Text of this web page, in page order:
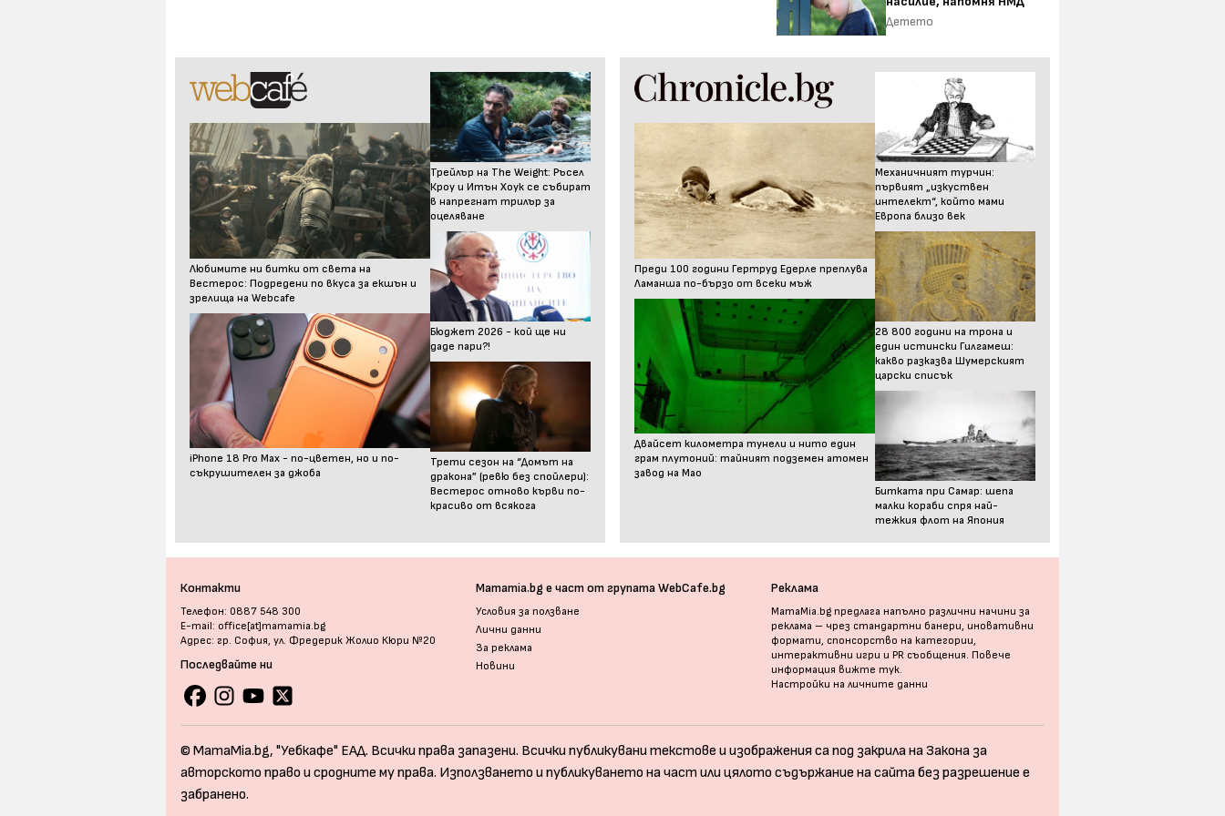
Детето
Любимите ни битки от света на
Вестерос: Подредени по вкуса за екшън и
зрелища на Webcafe
iPhone 18 Pro Max - по-цветен, но и по-
съкрушителен за джоба
Трейлър на The Weight: Ръсел
Кроу и Итън Хоук се събират
в напрегнат трилър за
оцеляване
Бюджет 2026 - кой ще ни
даде пари?!
Трети сезон на “Домът на
дракона” (ревю без спойлери):
Вестерос отново кърви по-
красиво от всякога
Преди 100 години Гертруд Едерле преплува
Ламанша по-бързо от всеки мъж
Двайсет километра тунели и нито един
грам плутоний: тайният подземен атомен
завод на Мао
Механичният турчин:
първият „изкуствен
интелект“, който мами
Европа близо век
28 800 години на трона и
един истински Гилгамеш:
какво разказва Шумерският
царски списък
Битката при Самар: шепа
малки кораби спря най-
тежкия флот на Япония
Контакти
Телефон: 0887 548 300
E-mail: office[at]mamamia.bg
Адрес: гр. София, ул. Фредерик Жолио Кюри №20
Последвайте ни
Mamamia.bg е част от групата WebCafe.bg
Условия за ползване
Лични данни
За реклама
Новини
Реклама
MamaMia.bg предлага напълно различни начини за
реклама – чрез стандартни банери, иновативни
формати, спонсорство на категории,
интерактивни игри и PR съобщения. Повече
информация вижте тук.
Настройки на личните данни
© MamaMia.bg, "Уебкафе" ЕАД. Всички права запазени. Всички публикувани текстове и изображения са под закрила на Закона за
авторското право и сродните му права. Използването и публикуването на част или цялото съдържание на сайта без разрешение е
забранено.